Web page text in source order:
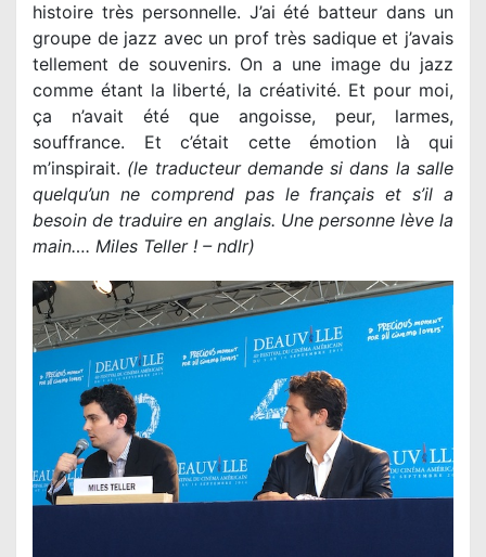
histoire très personnelle. J’ai été batteur dans un
groupe de jazz avec un prof très sadique et j’avais
tellement de souvenirs. On a une image du jazz
comme étant la liberté, la créativité. Et pour moi,
ça n’avait été que angoisse, peur, larmes,
souffrance. Et c’était cette émotion là qui
m’inspirait. (le traducteur demande si dans la salle
quelqu’un ne comprend pas le français et s’il a
besoin de traduire en anglais. Une personne lève la
main…. Miles Teller ! – ndlr)